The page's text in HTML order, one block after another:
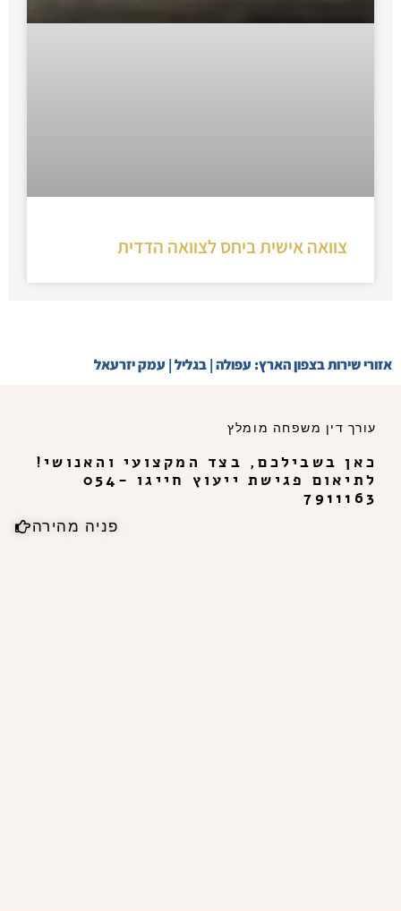
צוואה אישית ביחס לצוואה הדדית
אזורי שירות בצפון הארץ: עפולה | בגליל | עמק יזרעאל
עורך דין משפחה מומלץ
כאן בשבילכם, בצד המקצועי והאנושי!
לתיאום פגישת ייעוץ חייגו 054-
7911163
פניה מהירה